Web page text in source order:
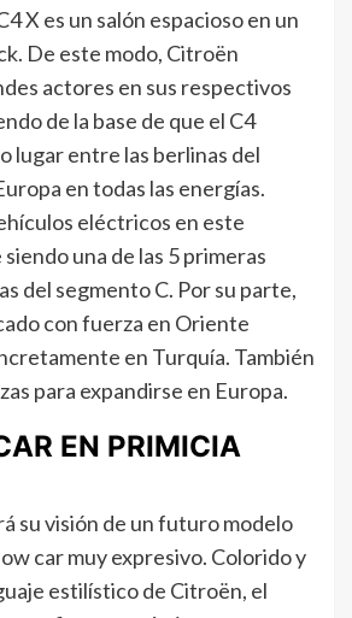
X es un salón espacioso en un
De este modo, Citroën
actores en sus respectivos
de la base de que el C4
lugar entre las berlinas del
en todas las energías.
eléctricos en este
una de las 5 primeras
del segmento C. Por su parte,
con fuerza en Oriente
en Turquía. También
para expandirse en Europa.
EN PRIMICIA
su visión de un futuro modelo
car muy expresivo. Colorido y
estilístico de Citroën, el